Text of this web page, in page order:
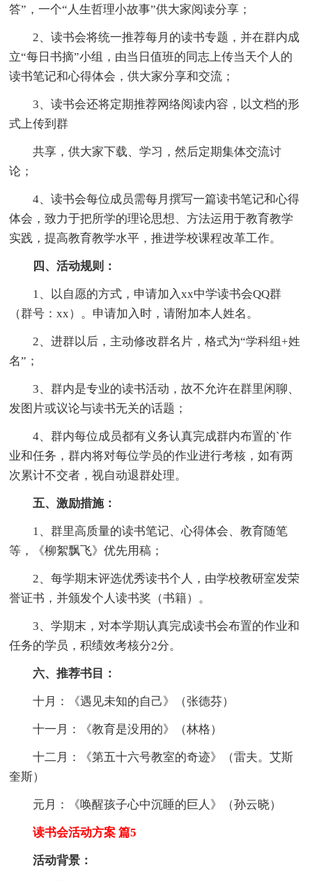
答”，一个“人生哲理小故事”供大家阅读分享；
2、读书会将统一推荐每月的读书专题，并在群内成
立“每日书摘”小组，由当日值班的同志上传当天个人的
读书笔记和心得体会，供大家分享和交流；
3、读书会还将定期推荐网络阅读内容，以文档的形
式上传到群
共享，供大家下载、学习，然后定期集体交流讨
论；
4、读书会每位成员需每月撰写一篇读书笔记和心得
体会，致力于把所学的理论思想、方法运用于教育教学
实践，提高教育教学水平，推进学校课程改革工作。
四、活动规则：
1、以自愿的方式，申请加入xx中学读书会QQ群
（群号：xx）。申请加入时，请附加本人姓名。
2、进群以后，主动修改群名片，格式为“学科组+姓
名”；
3、群内是专业的读书活动，故不允许在群里闲聊、
发图片或议论与读书无关的话题；
4、群内每位成员都有义务认真完成群内布置的`作
业和任务，群内将对每位学员的作业进行考核，如有两
次累计不交者，视自动退群处理。
五、激励措施：
1、群里高质量的读书笔记、心得体会、教育随笔
等，《柳絮飘飞》优先用稿；
2、每学期末评选优秀读书个人，由学校教研室发荣
誉证书，并颁发个人读书奖（书籍）。
3、学期末，对本学期认真完成读书会布置的作业和
任务的学员，积绩效考核分2分。
六、推荐书目：
十月：《遇见未知的自己》（张德芬）
十一月：《教育是没用的》（林格）
十二月：《第五十六号教室的奇迹》（雷夫。艾斯
奎斯）
元月：《唤醒孩子心中沉睡的巨人》（孙云晓）
读书会活动方案 篇5
活动背景：